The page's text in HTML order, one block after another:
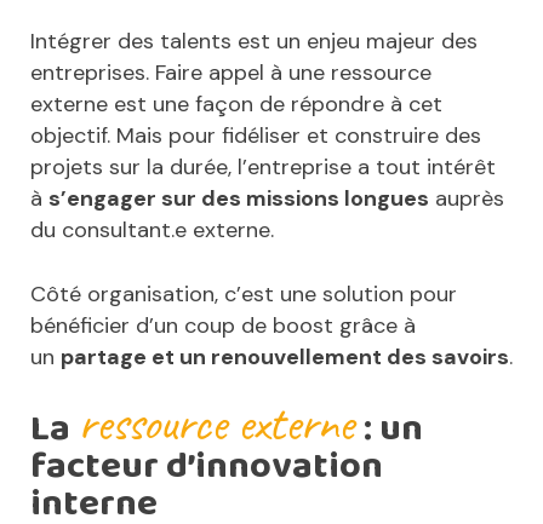
Intégrer des talents est un enjeu majeur des
entreprises. Faire appel à une ressource
externe est une façon de répondre à cet
objectif. Mais pour fidéliser et construire des
projets sur la durée, l’entreprise a tout intérêt
à s’engager sur des missions longues auprès
du consultant.e externe.
Côté organisation, c’est une solution pour
bénéficier d’un coup de boost grâce à
un partage et un renouvellement des savoirs.
La ressource externe: un
facteur d’innovation
interne